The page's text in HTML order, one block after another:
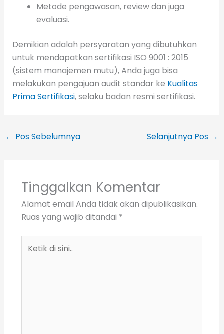
Metode pengawasan, review dan juga
evaluasi.
Demikian adalah persyaratan yang dibutuhkan
untuk mendapatkan sertifikasi ISO 9001 : 2015
(sistem manajemen mutu), Anda juga bisa
melakukan pengajuan audit standar ke Kualitas
Prima Sertifikasi, selaku badan resmi sertifikasi.
← Pos Sebelumnya Selanjutnya Pos →
Tinggalkan Komentar
Alamat email Anda tidak akan dipublikasikan.
Ruas yang wajib ditandai *